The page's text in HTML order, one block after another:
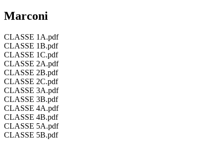
Marconi
CLASSE 1A.pdf
CLASSE 1B.pdf
CLASSE 1C.pdf
CLASSE 2A.pdf
CLASSE 2B.pdf
CLASSE 2C.pdf
CLASSE 3A.pdf
CLASSE 3B.pdf
CLASSE 4A.pdf
CLASSE 4B.pdf
CLASSE 5A.pdf
CLASSE 5B.pdf